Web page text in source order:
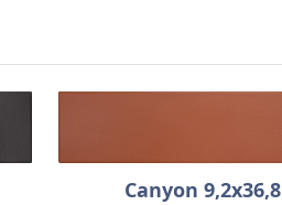
Canyon 9,2x36,8